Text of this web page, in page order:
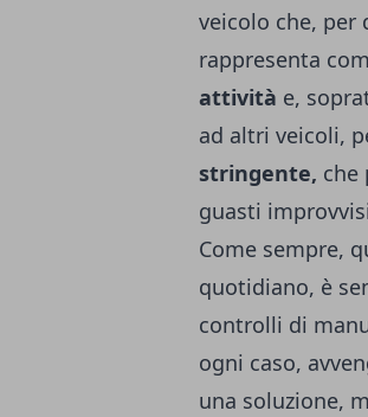
veicolo che, per
rappresenta
attività e,
ad altri veicoli,
stringente, che
guasti
Come sempre,
quotidiano, è
controlli di
ogni caso,
una soluzione,